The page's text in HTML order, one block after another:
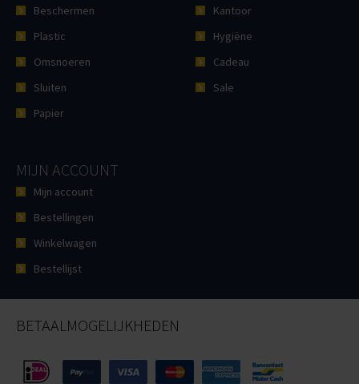
Beschermen
Plastic
Omsnoeren
Sluiten
Papier
Kantoor
Hygiëne
Cadeau
Sale
MIJN ACCOUNT
Mijn account
Bestellingen
Winkelwagen
Bestellijst
BETAALMOGELIJKHEDEN